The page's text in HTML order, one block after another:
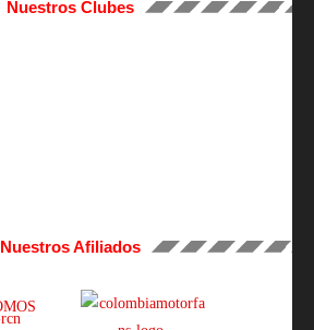
Nuestros Clubes
Nuestros Afiliados